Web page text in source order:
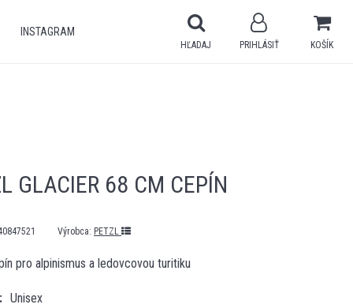
INSTAGRAM
KOŠÍK
PRIHLÁSIŤ
HĽADAJ
GLACIER 68 CM CEPÍN
Výrobca: PETZL
pro alpinismus a ledovcovou turitiku
Unisex